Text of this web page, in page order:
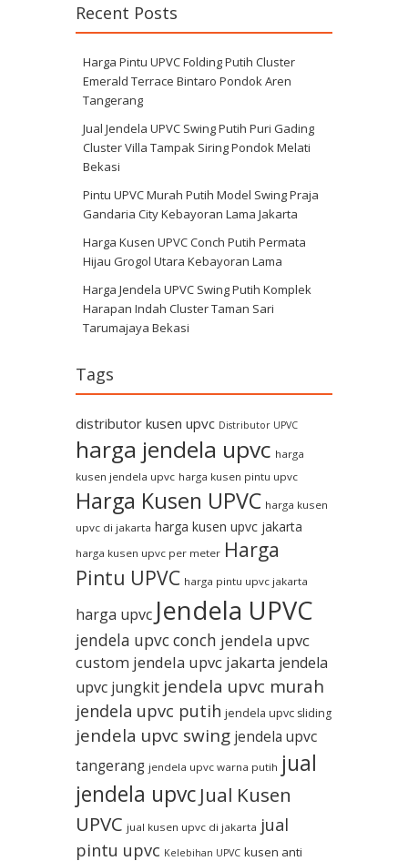
Recent Posts
Harga Pintu UPVC Folding Putih Cluster
Emerald Terrace Bintaro Pondok Aren
Tangerang
Jual Jendela UPVC Swing Putih Puri Gading
Cluster Villa Tampak Siring Pondok Melati
Bekasi
Pintu UPVC Murah Putih Model Swing Praja
Gandaria City Kebayoran Lama Jakarta
Harga Kusen UPVC Conch Putih Permata
Hijau Grogol Utara Kebayoran Lama
Harga Jendela UPVC Swing Putih Komplek
Harapan Indah Cluster Taman Sari
Tarumajaya Bekasi
Tags
distributor kusen upvc Distributor UPVC
harga jendela upvc harga
kusen jendela upvc harga kusen pintu upvc
Harga Kusen UPVC harga kusen
upvc di jakarta harga kusen upvc jakarta
harga kusen upvc per meter Harga
Pintu UPVC harga pintu upvc jakarta
harga upvc Jendela UPVC
jendela upvc conch jendela upvc
custom jendela upvc jakarta jendela
upvc jungkit jendela upvc murah
jendela upvc putih jendela upvc sliding
jendela upvc swing jendela upvc
tangerang jendela upvc warna putih jual
jendela upvc Jual Kusen
UPVC jual kusen upvc di jakarta jual
pintu upvc Kelebihan UPVC kusen anti